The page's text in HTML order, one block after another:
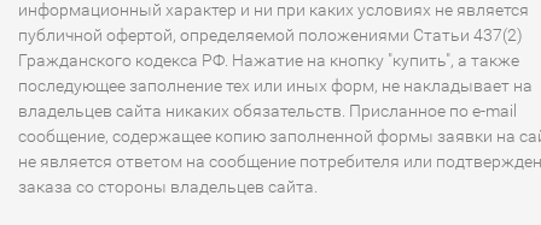
информационный характер и ни при каких условиях не является
публичной офертой, определяемой положениями Статьи 437(2)
Гражданского кодекса РФ. Нажатие на кнопку "купить", а также
последующее заполнение тех или иных форм, не накладывает на
владельцев сайта никаких обязательств. Присланное по e-mail
сообщение, содержащее копию заполненной формы заявки на
не является ответом на сообщение потребителя или
заказа со стороны владельцев сайта.